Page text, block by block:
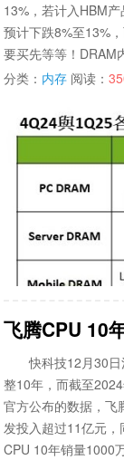
13%，若计入HBM
预计下跌8%至13%
要买先等等！DRAM
分类： 内存 阅读：
飞腾CPU 10
快科技12月30
整10年，而截至
官方公布的数据，飞
发投入超过11亿元
CPU 10年销量1000